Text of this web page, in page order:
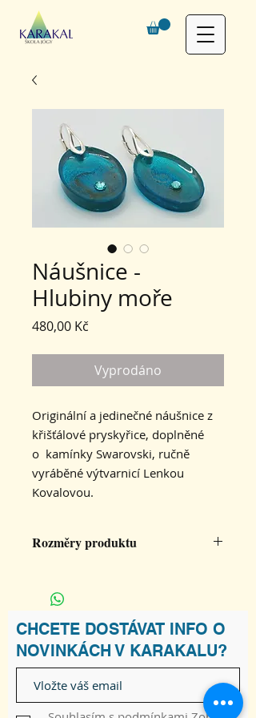
Náušnice -
Hlubiny moře
480,00 Kč
Vyprodáno
Originální a jedinečné náušnice z
křišťálové pryskyřice, doplněné
o kamínky Swarovski, ručně
vyráběné výtvarnicí Lenkou
Kovalovou.
Rozměry produktu
křišťálové pryskyřice o rozměru 2,5
x 1,5 cm jsou na stříbrném závěsu a
doplněné něžným kamínkem
Swarovski
CHCETE DOSTÁVAT INFO O
NOVINKÁCH V KARAKALU?